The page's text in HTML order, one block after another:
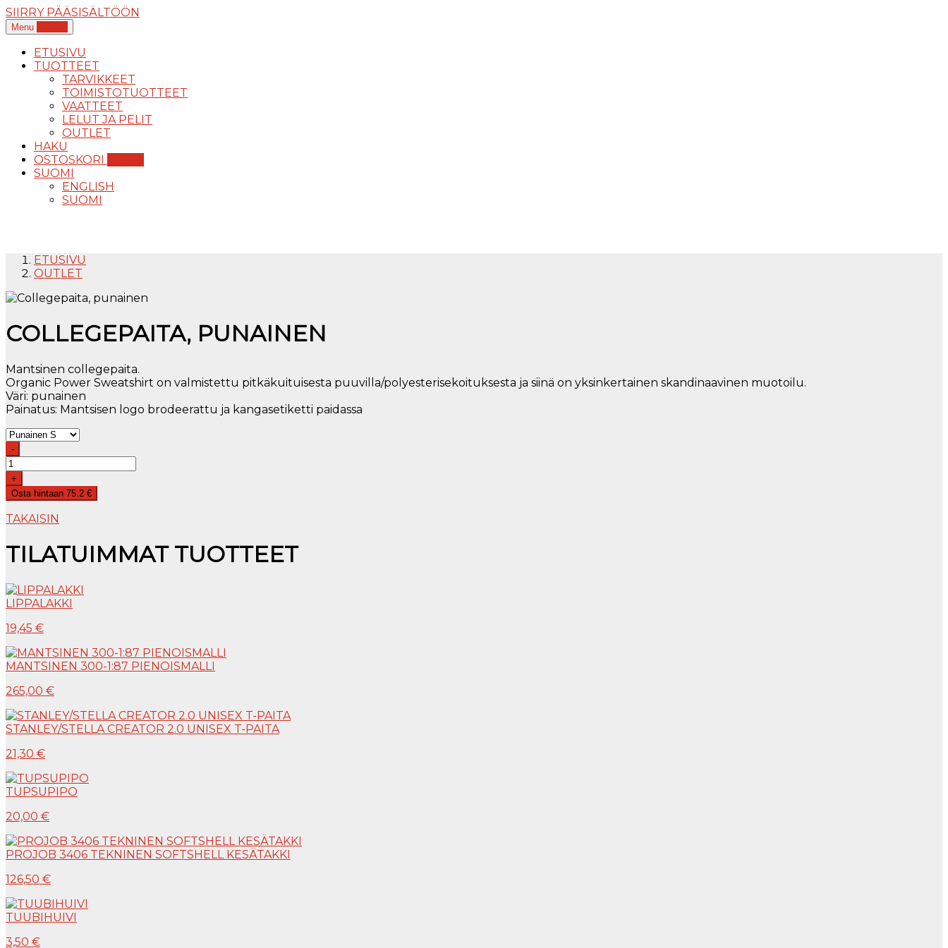
SIIRRY PÄÄSISÄLTÖÖN
Menu
ETUSIVU
TUOTTEET
TARVIKKEET
TOIMISTOTUOTTEET
VAATTEET
LELUT JA PELIT
OUTLET
HAKU
OSTOSKORI
SUOMI
ENGLISH
SUOMI
ETUSIVU
OUTLET
COLLEGEPAITA, PUNAINEN
Mantsinen collegepaita.
Organic Power Sweatshirt on valmistettu pitkäkuituisesta puuvilla/polyesterisekoituksesta ja siinä on yksinkertainen skandinaavinen muotoilu.
Väri: punainen
Painatus: Mantsisen logo brodeerattu ja kangasetiketti paidassa
-
+
Osta hintaan 75.2 €
TAKAISIN
TILATUIMMAT TUOTTEET
LIPPALAKKI
19,45 €
MANTSINEN 300-1:87 PIENOISMALLI
265,00 €
STANLEY/STELLA CREATOR 2.0 UNISEX T-PAITA
21,30 €
TUPSUPIPO
20,00 €
PROJOB 3406 TEKNINEN SOFTSHELL KESÄTAKKI
126,50 €
TUUBIHUIVI
3,50 €